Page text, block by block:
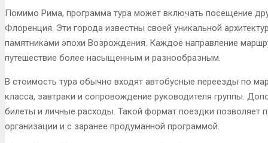
Помимо Рима, программа тура может включать посещение
Флоренция. Эти города известны своей уникальной
памятниками эпохи Возрождения. Каждое направление
путешествие более насыщенным и разнообразным.
В стоимость тура обычно входят автобусные переезды по
класса, завтраки и сопровождение руководителя группы.
билеты и личные расходы. Такой формат поездки позволяет
организации и с заранее продуманной программой.